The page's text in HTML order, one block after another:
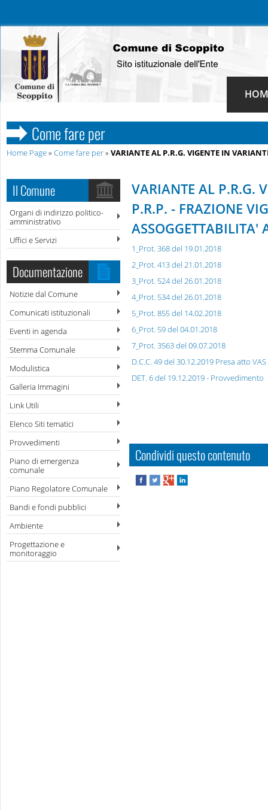
Come fare per
Home Page» Come fare per» VARIANTE AL P.R.G. VIGENTE IN
Il Comune
Organi di indirizzo politico-
amministrativo
Uffici e Servizi
Documentazione
Notizie dal Comune
Comunicati istituzionali
Eventi in agenda
Stemma Comunale
Modulistica
Galleria Immagini
Link Utili
Elenco Siti tematici
Provvedimenti
Piano di emergenza
comunale
Piano Regolatore Comunale
Bandi e fondi pubblici
Ambiente
Progettazione e
monitoraggio
VARIANTE AL P.R.G.
P.R.P. - FRAZIONE
ASSOGGETTABILITA'
1_Prot. 368 del 19.01.2018
2_Prot. 413 del 21.01.2018
3_Prot. 524 del 26.01.2018
4_Prot. 534 del 26.01.2018
5_Prot. 855 del 14.02.2018
6_Prot. 59 del 04.01.2018
7_Prot. 3563 del 09.07.2018
D.C.C. 49 del 30.12.2019 Presa atto VAS
DET. 6 del 19.12.2019 - Provvedimento
Condividi questo contenuto